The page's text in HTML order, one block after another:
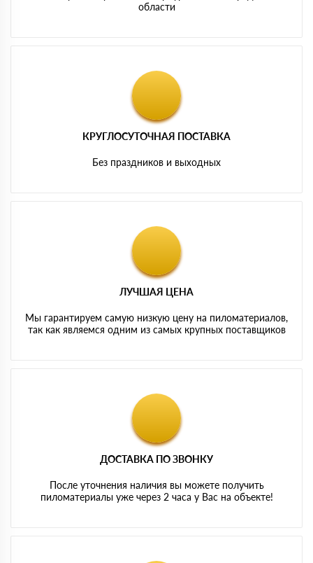
области
КРУГЛОСУТОЧНАЯ ПОСТАВКА
Без праздников и выходных
ЛУЧШАЯ ЦЕНА
Мы гарантируем самую низкую цену на пиломатериалов,
так как являемся одним из самых крупных поставщиков
ДОСТАВКА ПО ЗВОНКУ
После уточнения наличия вы можете получить
пиломатериалы уже через 2 часа у Вас на объекте!